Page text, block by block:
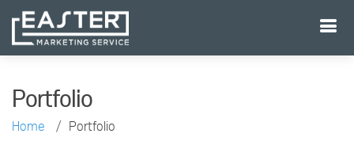
Portfolio
Home Portfolio